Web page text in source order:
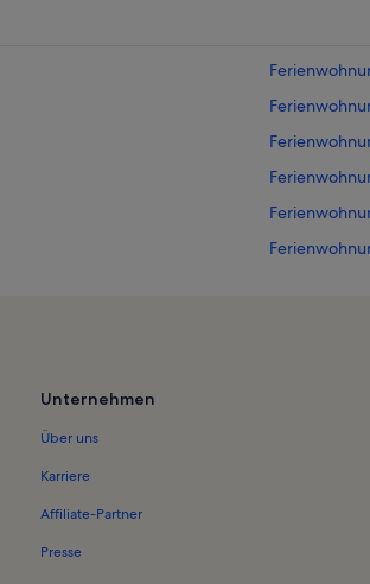
Unternehmen
Über uns
Karriere
Affiliate-Partner
Presse